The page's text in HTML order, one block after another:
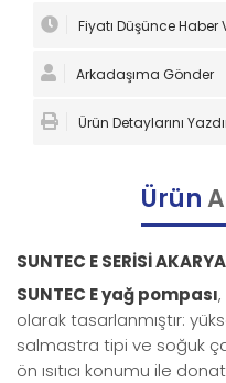
Fiyatı Düşünce Haber
Arkadaşıma Gönder
Ürün Detaylarını
Ürün
SUNTEC E SERİSİ
SUNTEC E yağ pompası
olarak tasarlanmıştır:
salmastra tipi ve soğuk
ön ısıtıcı konumu ile